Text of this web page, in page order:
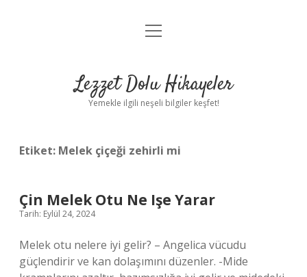
Anasayfa
Yasal Uyarı
menüyü
Lezzet Dolu Hikayeler
Yemekle ilgili neşeli bilgiler keşfet!
Etiket: Melek çiçeği zehirli mi
Çin Melek Otu Ne Işe Yarar
Tarih: Eylül 24, 2024
Melek otu nelere iyi gelir? – Angelica vücudu
güçlendirir ve kan dolaşımını düzenler. -Mide